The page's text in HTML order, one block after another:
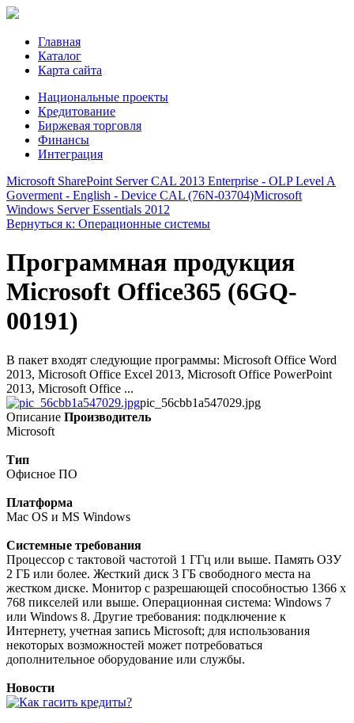
Главная
Каталог
Карта сайта
Национальные проекты
Кредитование
Биржевая торговля
Финансы
Интеграция
Microsoft SharePoint Server CAL 2013 Enterprise - OLP Level A
Goverment - English - Device CAL (76N-03704)Microsoft
Windows Server Essentials 2012
Вернуться к: Операционные системы
Программная продукция
Microsoft Office365 (6GQ-
00191)
В пакет входят следующие программы: Microsoft Office Word
2013, Microsoft Office Excel 2013, Microsoft Office PowerPoint
2013, Microsoft Office ...
pic_56cbb1a547029.jpg
Описание Производитель
Microsoft
Тип
Офисное ПО
Платформа
Mac OS и MS Windows
Системные требования
Процессор с тактовой частотой 1 ГГц или выше. Память ОЗУ
2 ГБ или более. Жесткий диск 3 ГБ свободного места на
жестком диске. Монитор с разрешающей способностью 1366 x
768 пикселей или выше. Операционная система: Windows 7
или Windows 8. Другие требования: подключение к
Интернету, учетная запись Microsoft; для использования
некоторых возможностей может потребоваться
дополнительное оборудование или службы.
Новости